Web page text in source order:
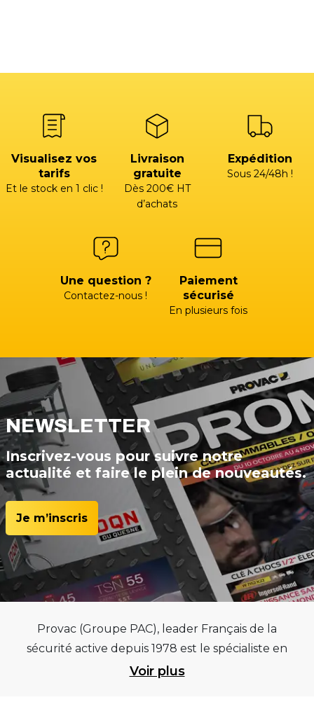
Visualisez vos
tarifs
Et le stock en 1 clic !
Livraison
gratuite
Dès 200€ HT
d’achats
Expédition
Sous 24/48h !
Une question ?
Contactez-nous !
Paiement
sécurisé
En plusieurs fois
NEWSLETTER
Inscrivez-vous pour suivre notre
actualité et faire le plein de nouveautés.
Je m’inscris
Provac (Groupe PAC), leader Français de la
sécurité active depuis 1978 est le spécialiste en
équipements pour garages et centres
Voir plus